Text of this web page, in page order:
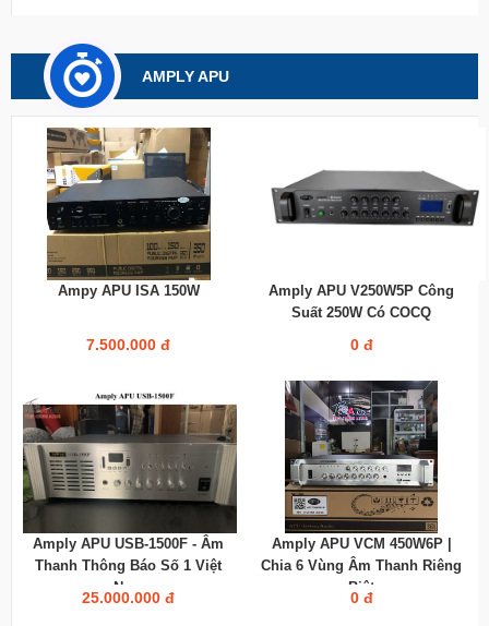
AMPLY APU
Ampy APU ISA 150W
7.500.000 đ
Amply APU V250W5P Công
Suất 250W Có COCQ
0 đ
Amply APU USB-1500F - Âm
Thanh Thông Báo Số 1 Việt
Nam
25.000.000 đ
Amply APU VCM 450W6P |
Chia 6 Vùng Âm Thanh Riêng
Biệt
0 đ